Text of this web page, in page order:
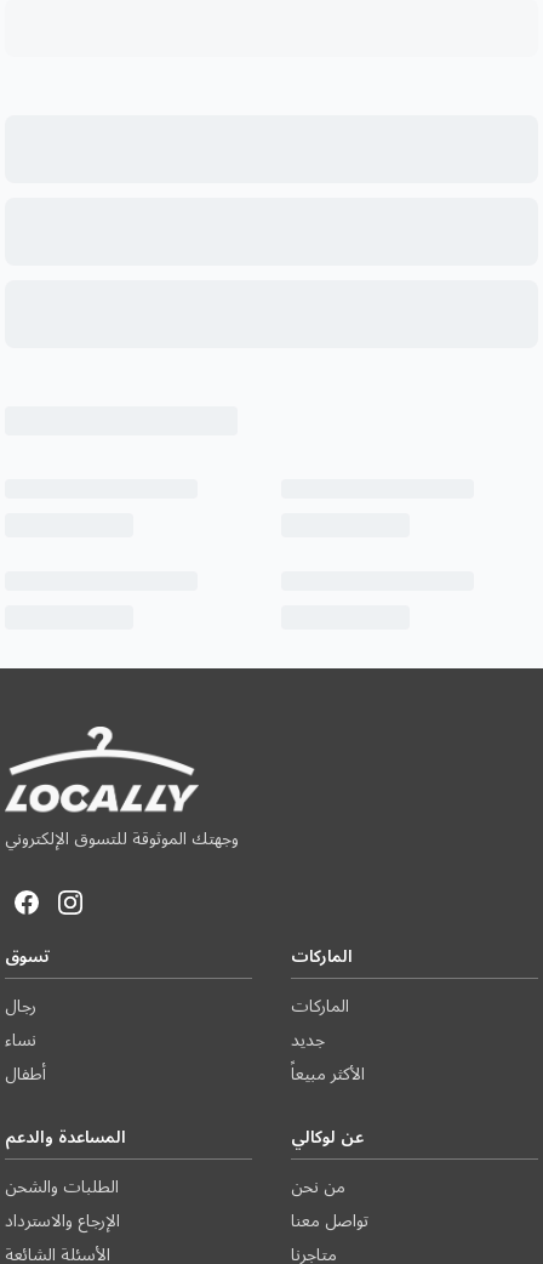
وجهتك الموثوقة للتسوق الإلكتروني
تسوق
رجال
نساء
أطفال
الماركات
الماركات
جديد
الأكثر مبيعاً
المساعدة والدعم
الطلبات والشحن
الإرجاع والاسترداد
الأسئلة الشائعة
عن لوكالي
من نحن
تواصل معنا
متاجرنا